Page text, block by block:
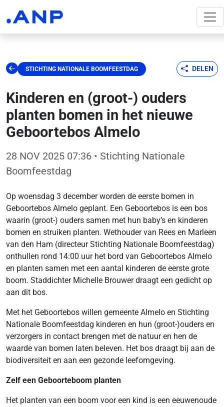
STICHTING NATIONALE BOOMFEESTDAG DELEN
Kinderen en (groot-) ouders
planten bomen in het nieuwe
Geboortebos Almelo
28 NOV 2025 07:36 • Stichting Nationale
Boomfeestdag
Op woensdag 3 december worden de eerste bomen in
Geboortebos Almelo geplant. Een Geboortebos is een bos
waarin (groot-) ouders samen met hun baby’s en kinderen
bomen en struiken planten. Wethouder van Rees en Marleen
van den Ham (directeur Stichting Nationale Boomfeestdag)
onthullen rond 14:00 uur het bord van Geboortebos Almelo
en planten samen met een aantal kinderen de eerste grote
boom. Staddichter Michelle Brouwer draagt een gedicht op
aan dit bos.
Met het Geboortebos willen gemeente Almelo en Stichting
Nationale Boomfeestdag kinderen en hun (groot-)ouders en
verzorgers in contact brengen met de natuur en hen de
waarde van bomen laten beleven. Het bos draagt bij aan de
biodiversiteit en aan een gezonde leefomgeving.
Zelf een Geboorteboom planten
Het planten van een boom voor een kind is een eeuwenoude